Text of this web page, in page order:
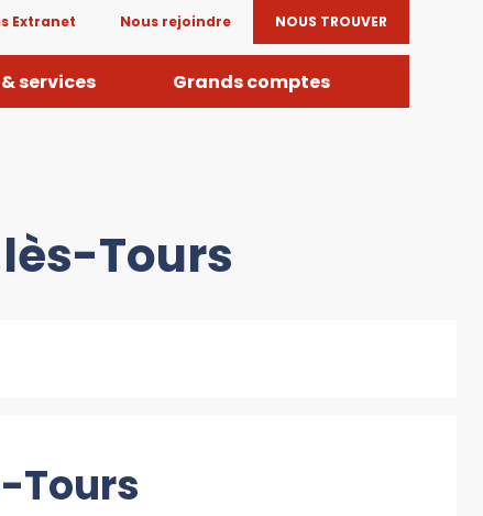
Extranet Nous rejoindre NOUS TROUVER
services Grands comptes
Tours
Tours